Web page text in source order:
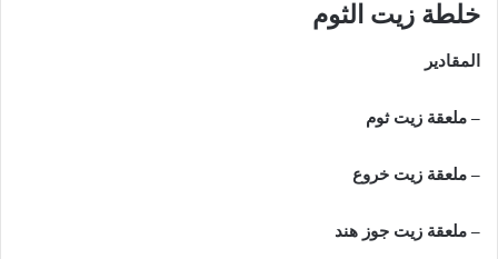
خلطة زيت الثوم
المقادير
– ملعقة زيت ثوم
– ملعقة زيت خروع
– ملعقة زيت جوز هند